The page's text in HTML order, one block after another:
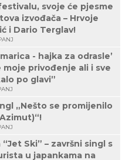
svoje će pjesme
izvođača – Hrvoje
i Dario Terglav!
- hajka za odrasle’
privođenje ali i sve
po glavi”
„Nešto se promijenilo
Ski” – završni singl s
u japankama na